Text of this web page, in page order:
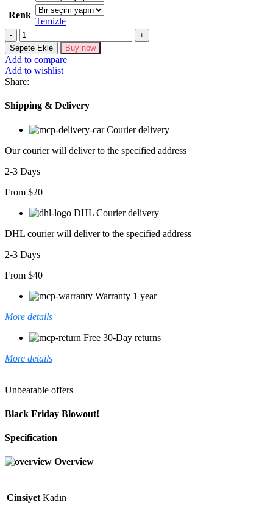
Renk
Temizle
Kadın
Askılı
U
Yaka
Janjan
Krep
Elbise
adet
Sepete Ekle Buy now
Add to compare
Add to wishlist
Share:
Shipping & Delivery
Courier delivery
Our courier will deliver to the specified address
2-3 Days
From $20
DHL Courier delivery
DHL courier will deliver to the specified address
2-3 Days
From $40
Warranty 1 year
More details
Free 30-Day returns
More details
Unbeatable offers
Black Friday Blowout!
Specification
Overview
Cinsiyet Kadın